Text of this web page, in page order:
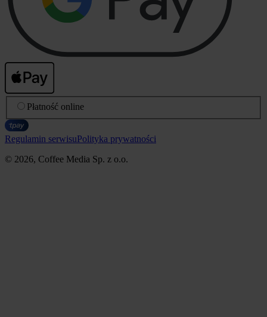
Płatność online
Regulamin serwisuPolityka prywatności
© 2026, Coffee Media Sp. z o.o.